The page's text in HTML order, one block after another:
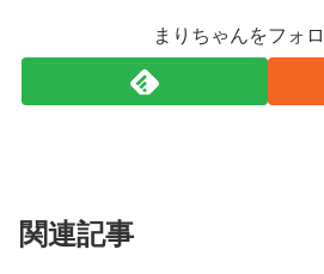
まりちゃんをフォ
関連記事